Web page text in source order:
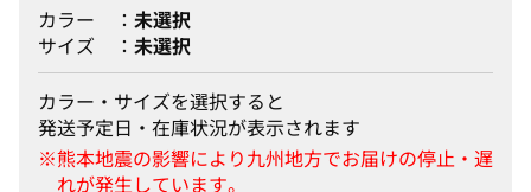
カラー
未選択
サイズ
未選択
カラー・サイズを選択すると
発送予定日・在庫状況が表示されます